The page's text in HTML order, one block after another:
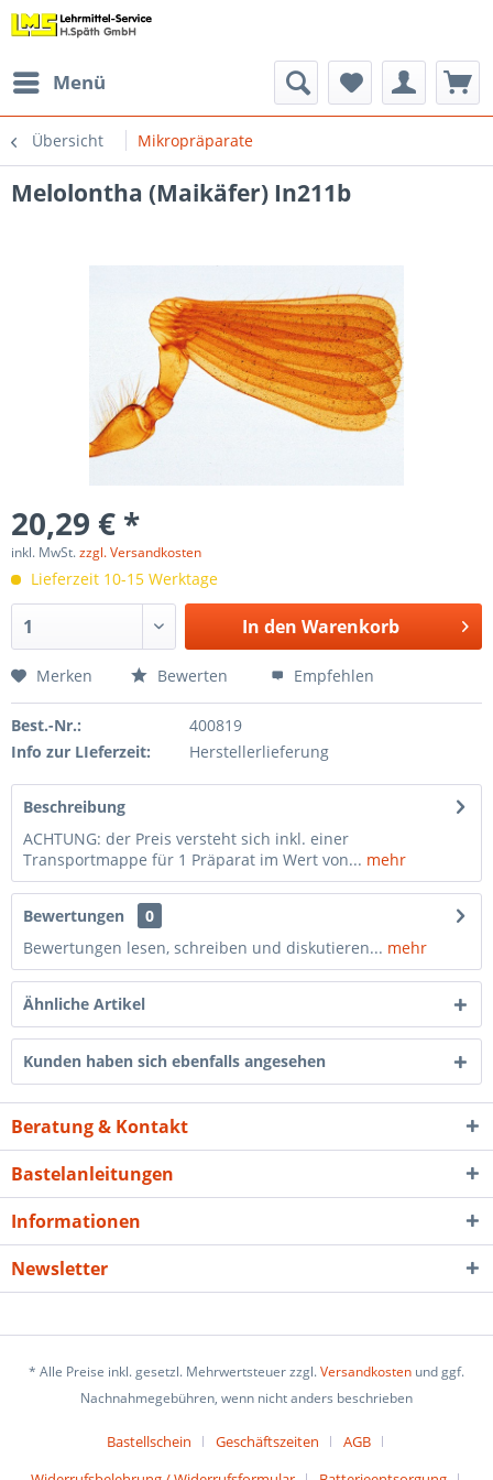
Menü
Übersicht Mikropräparate
Melolontha (Maikäfer) In211b
20,29 € *
inkl. MwSt.zzgl. Versandkosten
Lieferzeit 10-15 Werktage
In den Warenkorb
Merken Bewerten Empfehlen
Best.-Nr.:
400819
Info zur LIeferzeit:
Herstellerlieferung
Beschreibung
ACHTUNG: der Preis versteht sich inkl. einer
Transportmappe für 1 Präparat im Wert von... mehr
Bewertungen
0
Bewertungen lesen, schreiben und diskutieren... mehr
Ähnliche Artikel
Kunden haben sich ebenfalls angesehen
Beratung & Kontakt
Bastelanleitungen
Informationen
Newsletter
* Alle Preise inkl. gesetzl. Mehrwertsteuer zzgl.Versandkosten und ggf.
Nachnahmegebühren, wenn nicht anders beschrieben
Bastellschein Geschäftszeiten
AGB